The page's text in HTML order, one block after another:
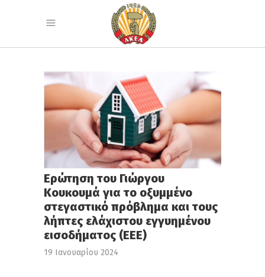
Ερώτηση του Γιώργου
Κουκουμά για το οξυμμένο
στεγαστικό πρόβλημα και τους
λήπτες ελάχιστου εγγυημένου
εισοδήματος (ΕΕΕ)
19 Ιανουαρίου 2024